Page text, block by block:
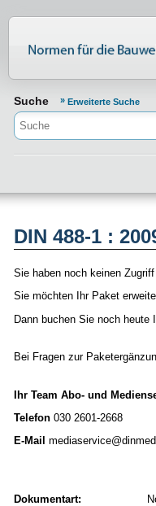
Suche Erweiterte Suche
DIN 488-1 :
Sie haben noch keinen
Sie möchten Ihr Paket
Dann buchen Sie noch heute
Bei Fragen zur
Ihr Team Abo- und
Telefon 030 2601-2668
E-Mail
Dokumentart: